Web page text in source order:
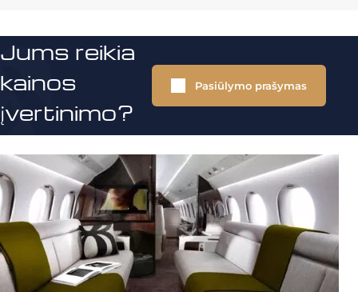
Jums reikia
kainos
įvertinimo?
Pasiūlymo prašymas